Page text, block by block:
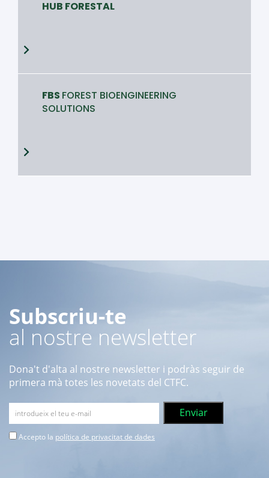
HUB FORESTAL
FBS FOREST BIOENGINEERING
SOLUTIONS
Subscriu-te
al nostre newsletter
Dona't d'alta al nostre newsletter i podràs seguir de
primera mà totes les novetats del CTFC.
Accepto la política de privacitat de dades